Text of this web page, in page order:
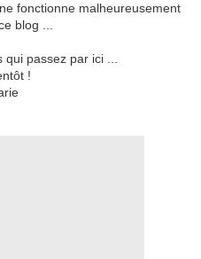
fonctionne malheureusement
blog ...
passez par ici ...
!